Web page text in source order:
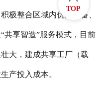
极整合区域内优质设备、
共享智造”服务模式，目前
大，建成共享工厂（载
产投入成本。
TOP